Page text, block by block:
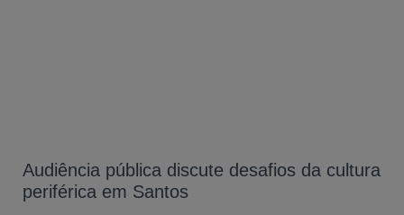
Audiência pública discute desafios da cultura
periférica em Santos